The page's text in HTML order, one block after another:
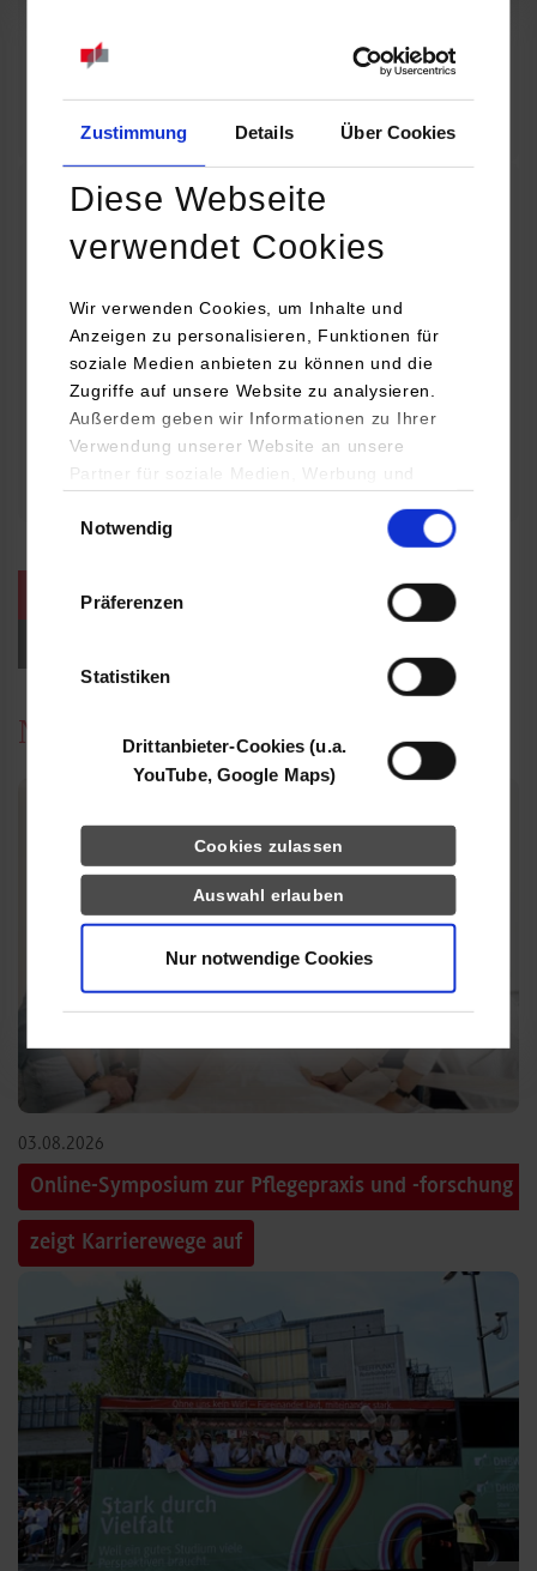
Zustimmung Details Über Cookies
Diese Webseite
verwendet Cookies
Wir verwenden Cookies, um Inhalte und
Anzeigen zu personalisieren, Funktionen für
soziale Medien anbieten zu können und die
Zugriffe auf unsere Website zu analysieren.
Außerdem geben wir Informationen zu Ihrer
Verwendung unserer Website an unsere
Partner für soziale Medien, Werbung und
YouTube, Google Maps) führen diese
Daten zusammen, die Sie ihnen bereitgestellt
haben oder die sie im Rahmen Ihrer Nutzung
Notwendig
Präferenzen
Statistiken
Drittanbieter-Cookies (u.a.
YouTube, Google Maps)
Cookies zulassen
Auswahl erlauben
Nur notwendige Cookies
Online INDIS-Infoveranstaltung für Studierende
Zum Event
Technologietag: Clean Urban Transportation –
nachhaltige Mobilität im (sub)urbanen Umfeld
16.09.2026 - 17.09.2026
Im Mittelpunkt stehen elektrische Antriebe, moderne
Batterietechnologien und innovative Fahrzeugkonzepte für
nachhaltige Mobilität in Stadt und…
weitere Veranstaltungen / Termine
News
03.08.2026
Online-Symposium zur Pflegepraxis und -forschung
zeigt Karrierewege auf